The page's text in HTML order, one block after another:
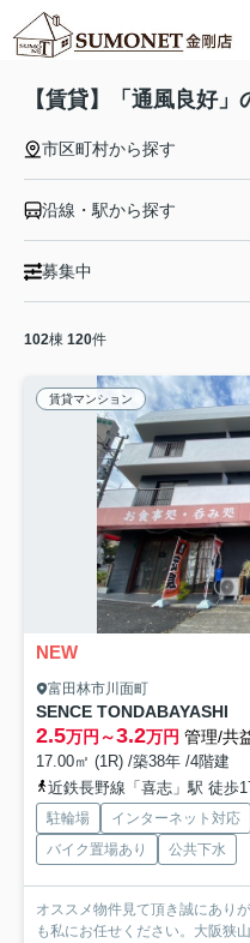
【賃貸】「通風良好」
市区町村から探す
沿線・駅から探す
募集中
102棟 120件
賃貸マンション
NEW
富田林市川面町
SENCE TONDABAYASHI
2.5万円～3.2万円 管理/共
17.00㎡ (1R) /築38年 /4階建
近鉄長野線「喜志」駅 徒歩
駐輪場 インターネット対応
バイク置場あり
公共下水
オススメ物件見て頂き誠にあり
も私にお任せください。大阪狭